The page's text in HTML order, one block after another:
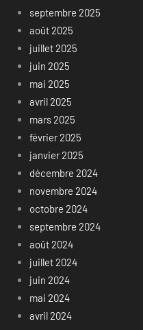
septembre 2025
août 2025
juillet 2025
juin 2025
mai 2025
avril 2025
mars 2025
février 2025
janvier 2025
décembre 2024
novembre 2024
octobre 2024
septembre 2024
août 2024
juillet 2024
juin 2024
mai 2024
avril 2024